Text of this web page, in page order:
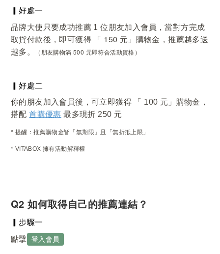
▎好處一
品牌大使只要成功推薦 1 位朋友加入會員 ，當對方完成
取貨付款後，即可獲得 「 150 元」購物金，推薦越多送
越多。
（朋友購物滿 500 元即符合活動資格）
▎好處二
你的朋友加入會員後，可立即獲得 「 100 元」購物金，
搭配首購優惠 最多現折 250 元
* 提醒：推薦購物金皆「無期限」且「無折抵上限」
* VITABOX 擁有活動解釋權
Q2 如何取得自己的推薦連結？
▎步驟一
點擊 登入會員